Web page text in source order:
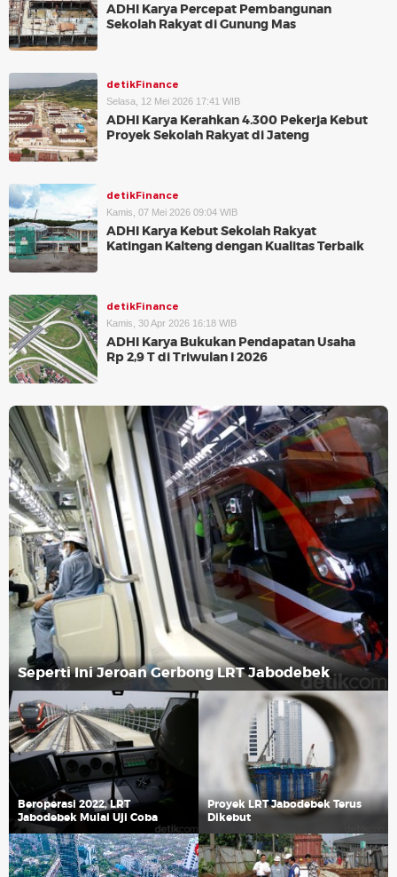
ADHI Karya Percepat Pembangunan
Sekolah Rakyat di Gunung Mas
detikFinance
Selasa, 12 Mei 2026 17:41 WIB
ADHI Karya Kerahkan 4.300 Pekerja Kebut
Proyek Sekolah Rakyat di Jateng
detikFinance
Kamis, 07 Mei 2026 09:04 WIB
ADHI Karya Kebut Sekolah Rakyat
Katingan Kalteng dengan Kualitas Terbaik
detikFinance
Kamis, 30 Apr 2026 16:18 WIB
ADHI Karya Bukukan Pendapatan Usaha
Rp 2,9 T di Triwulan I 2026
Seperti Ini Jeroan Gerbong LRT Jabodebek
Beroperasi 2022, LRT
Jabodebek Mulai Uji Coba
Proyek LRT Jabodebek Terus
Dikebut